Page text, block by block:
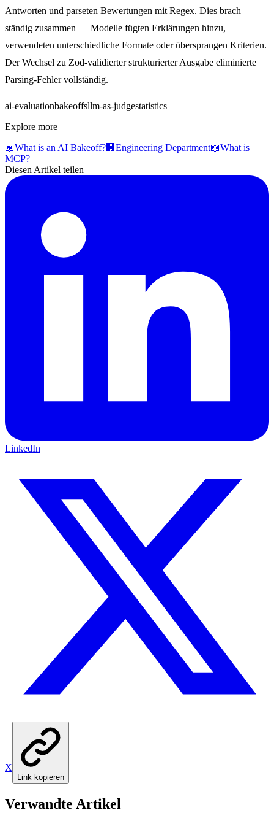
Antworten und parseten Bewertungen mit Regex. Dies brach
ständig zusammen — Modelle fügten Erklärungen hinzu,
verwendeten unterschiedliche Formate oder übersprangen Kriterien.
Der Wechsel zu Zod-validierter strukturierter Ausgabe eliminierte
Parsing-Fehler vollständig.
ai-evaluationbakeoffsllm-as-judgestatistics
Explore more
📖What is an AI Bakeoff?🏢 Engineering Department📖What is
MCP?
Diesen Artikel teilen
LinkedIn
X
Link kopieren
Verwandte Artikel